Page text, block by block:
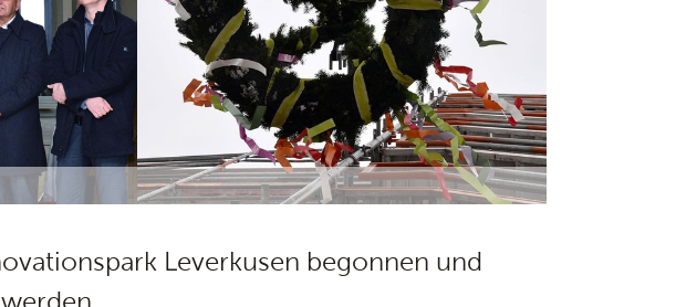
Leverkusen begonnen und